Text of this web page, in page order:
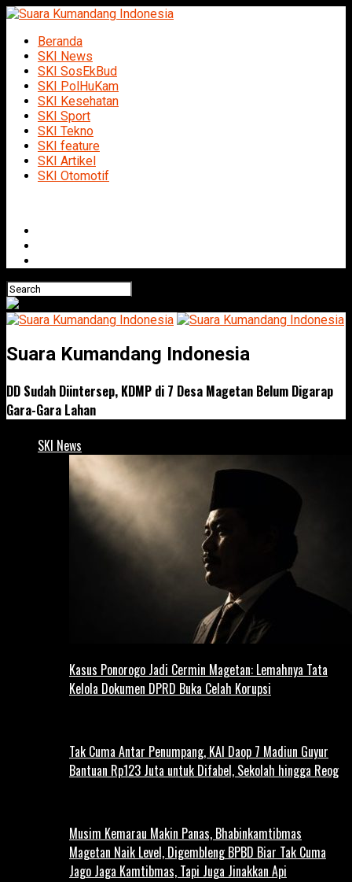
Beranda
SKI News
SKI SosEkBud
SKI PolHuKam
SKI Kesehatan
SKI Sport
SKI Tekno
SKI feature
SKI Artikel
SKI Otomotif
Suara Kumandang Indonesia
DD Sudah Diintersep, KDMP di 7 Desa Magetan Belum Digarap
Gara-Gara Lahan
SKI News
Kasus Ponorogo Jadi Cermin Magetan: Lemahnya Tata
Kelola Dokumen DPRD Buka Celah Korupsi
Tak Cuma Antar Penumpang, KAI Daop 7 Madiun Guyur
Bantuan Rp123 Juta untuk Difabel, Sekolah hingga Reog
Musim Kemarau Makin Panas, Bhabinkamtibmas
Magetan Naik Level, Digembleng BPBD Biar Tak Cuma
Jago Jaga Kamtibmas, Tapi Juga Jinakkan Api